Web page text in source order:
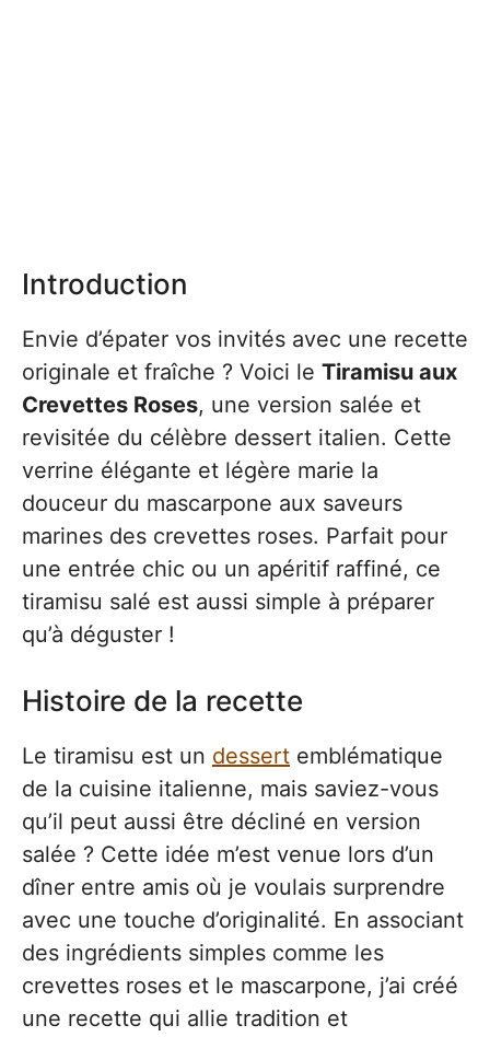
Introduction
Envie d’épater vos invités avec une recette
originale et fraîche ? Voici le Tiramisu aux
Crevettes Roses, une version salée et
revisitée du célèbre dessert italien. Cette
verrine élégante et légère marie la
douceur du mascarpone aux saveurs
marines des crevettes roses. Parfait pour
une entrée chic ou un apéritif raffiné, ce
tiramisu salé est aussi simple à préparer
qu’à déguster !
Histoire de la recette
Le tiramisu est un dessert emblématique
de la cuisine italienne, mais saviez-vous
qu’il peut aussi être décliné en version
salée ? Cette idée m’est venue lors d’un
dîner entre amis où je voulais surprendre
avec une touche d’originalité. En associant
des ingrédients simples comme les
crevettes roses et le mascarpone, j’ai créé
une recette qui allie tradition et